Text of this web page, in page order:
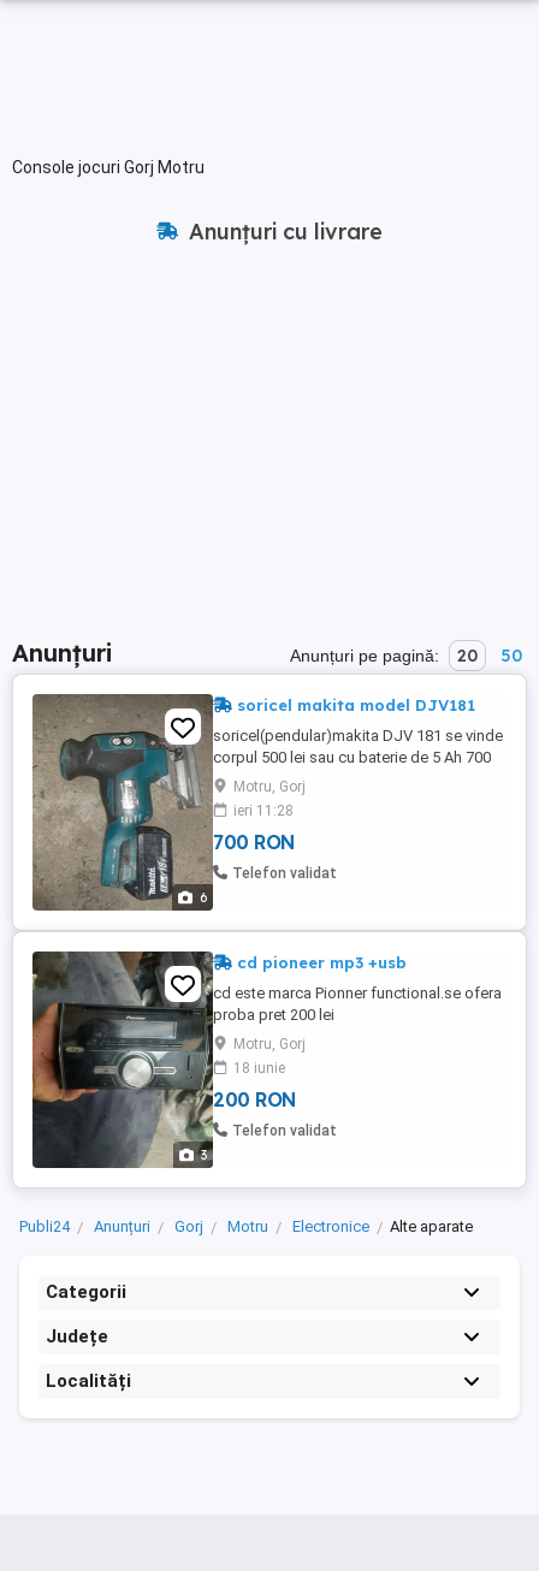
Console jocuri Gorj Motru
Anunțuri cu livrare
Anunțuri Anunțuri pe pagină: 20 50
6
soricel makita model DJV181
soricel(pendular)makita DJV 181 se vinde
corpul 500 lei sau cu baterie de 5 Ah 700
lei Motru, Gorj
ieri 11:28
700 RON
Telefon validat
3
cd pioneer mp3 +usb
cd este marca Pionner functional.se ofera
proba pret 200 lei
Motru, Gorj
18 iunie
200 RON
Telefon validat
Publi24 Anunțuri Gorj Motru Electronice Alte aparate
Categorii
Județe
Localități